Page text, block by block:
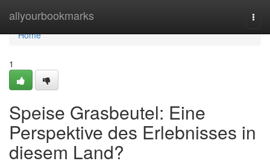
allyourbookmarks
Home
Home
1
Speise Grasbeutel: Eine
Perspektive des Erlebnisses in
diesem Land?